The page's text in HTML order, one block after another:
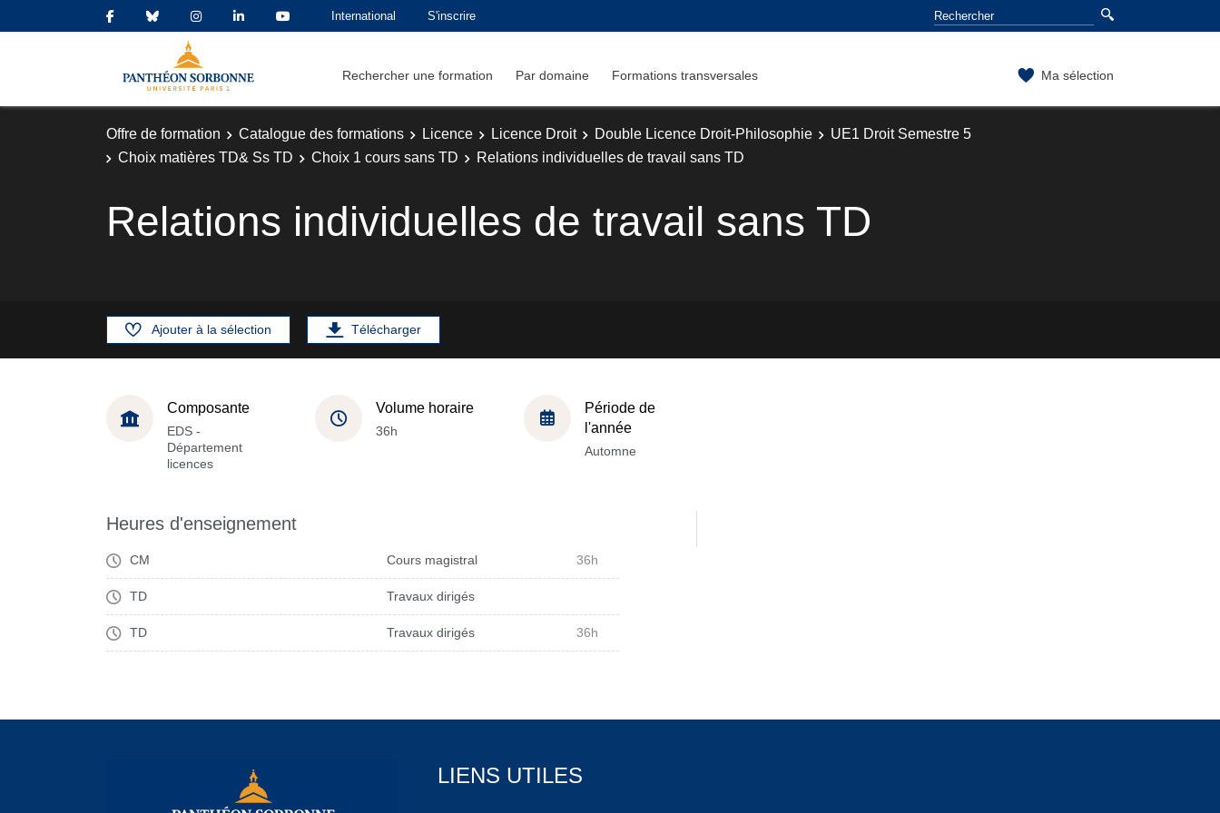
International S'inscrire
Rechercher une formation Par domaine Formations transversales Ma sélection
Offre de formation Catalogue des formations Licence Licence Droit Double Licence Droit-Philosophie
UE1 Droit Semestre 5
Choix matières TD& Ss TD
Choix 1 cours sans TD Relations individuelles de travail sans TD
Relations individuelles de travail sans TD
Ajouter à la sélection Télécharger
Composante
EDS -
Département
licences
Volume horaire
36h
Période de
l'année
Automne
Heures d'enseignement
CM Cours magistral 36h
TD Travaux dirigés
TD Travaux dirigés 36h
LIENS UTILES